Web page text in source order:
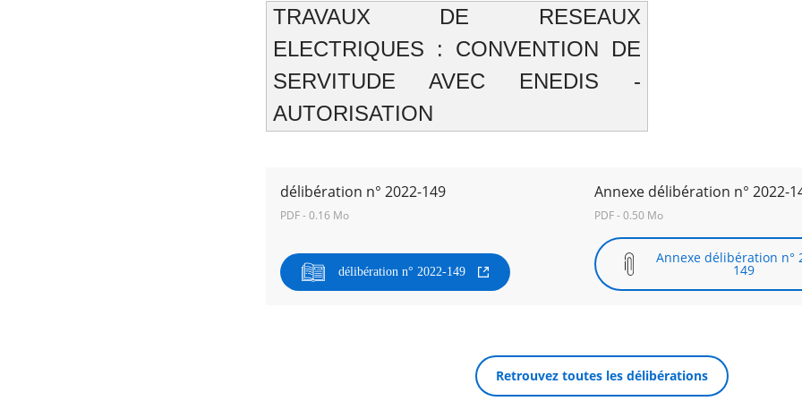
TRAVAUX DE RESEAUX
ELECTRIQUES : CONVENTION DE
SERVITUDE AVEC ENEDIS -
AUTORISATION
délibération n° 2022-149
PDF - 0.16 Mo
délibération n° 2022-149
Annexe délibération n° 2022-
PDF - 0.50 Mo
Annexe délibération n°
149
Retrouvez toutes les délibérations